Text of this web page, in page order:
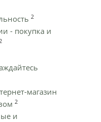
2
- покупка и
магазин
2
и